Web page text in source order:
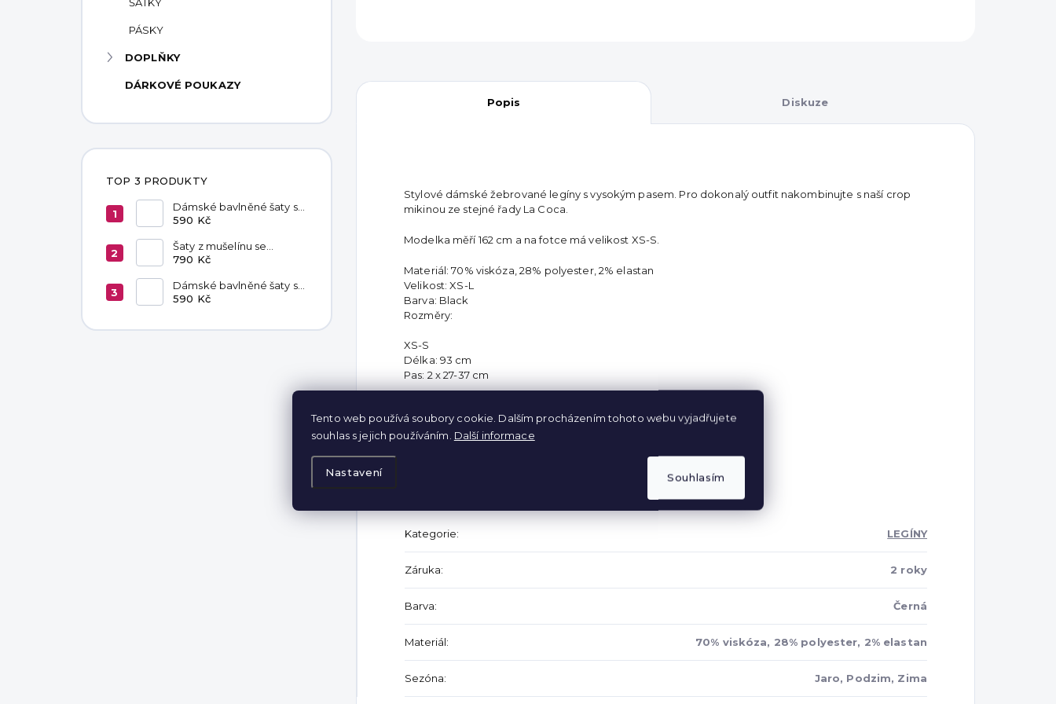
Tento web používá soubory cookie. Dalším procházením tohoto webu vyjadřujete
souhlas s jejich používáním. Další informace
Nastavení Souhlasím
PÁSKY
DOPLŇKY
DÁRKOVÉ POUKAZY
TOP 3 PRODUKTY
Dámské bavlněné šaty s
kapsami Red
590 Kč
Šaty z mušelínu se
zavazováním v pase
790 Kč
Dámské bavlněné šaty s
kapsami Chocolate
590 Kč
Popis Diskuze
Stylové dámské žebrované legíny s vysokým pasem. Pro dokonalý outfit nakombinujte s naší crop
mikinou ze stejné řady La Coca.
Modelka měří 162 cm a na fotce má velikost XS-S.
Materiál: 70% viskóza, 28% polyester, 2% elastan
Velikost: XS-L
Barva: Black
Rozměry:
XS-S
Délka: 93 cm
Pas: 2 x 27-37 cm
Délka: 94 cm
Pas: 2 x 30-40 cm
Kategorie: LEGÍNY
Záruka: 2 roky
Barva: Černá
Materiál: 70% viskóza, 28% polyester, 2% elastan
Sezóna: Jaro, Podzim, Zima